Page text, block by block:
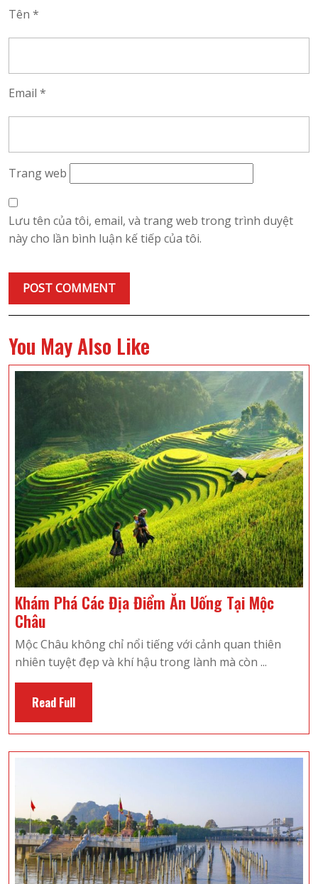
Tên *
Email *
Trang web
Lưu tên của tôi, email, và trang web trong trình duyệt
này cho lần bình luận kế tiếp của tôi.
You May Also Like
Khám Phá Các Địa Điểm Ăn Uống Tại Mộc
ChâuKhám
Phá
Các
Địa
Điểm
Ăn
Uống
Tại
Mộc Châu không chỉ nổi tiếng với cảnh quan thiên
nhiên tuyệt đẹp và khí hậu trong lành mà còn ...
Read FullRead
Full